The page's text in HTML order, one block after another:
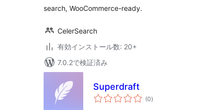
search, WooCommerce-ready.
CelerSearch
有効インストール数: 20+
7.0.2で検証済み
Superdraft
(0個
の)